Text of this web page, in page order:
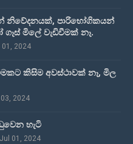
නිවේදනයක්, පාරිභෝගිකයන්
මිලේ වැඩිවීමක් නෑ.
01, 2024
කිසිම අවස්ථාවක් නෑ, මිල
2024
හැටි
Jul 01, 2024